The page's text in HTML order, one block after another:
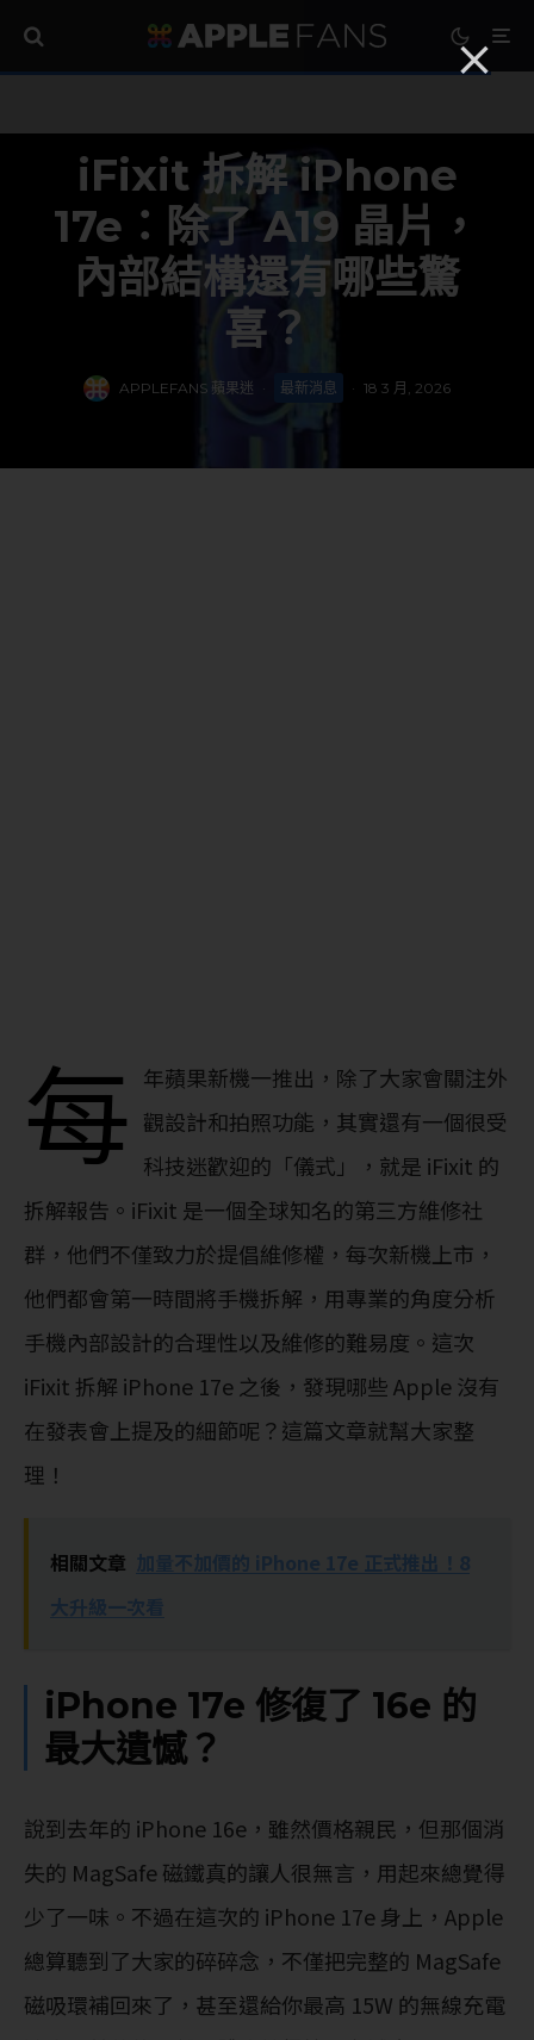
iFixit 拆解 iPhone
17e：除了 A19 晶片，
內部結構還有哪些驚
喜？
APPLEFANS 蘋果迷 · 最新消息 · 18 3 月, 2026
每 年蘋果新機一推出，除了大家會關注外
觀設計和拍照功能，其實還有一個很受
科技迷歡迎的「儀式」，就是 iFixit 的
拆解報告。iFixit 是一個全球知名的第三方維修社
群，他們不僅致力於提倡維修權，每次新機上市，
他們都會第一時間將手機拆解，用專業的角度分析
手機內部設計的合理性以及維修的難易度。這次
iFixit 拆解 iPhone 17e 之後，發現哪些 Apple 沒有
在發表會上提及的細節呢？這篇文章就幫大家整
理！
相關文章 加量不加價的 iPhone 17e 正式推出！8
大升級一次看
iPhone 17e 修復了 16e 的
最大遺憾？
說到去年的 iPhone 16e，雖然價格親民，但那個消
失的 MagSafe 磁鐵真的讓人很無言，用起來總覺得
少了一味。不過在這次的 iPhone 17e 身上，Apple
總算聽到了大家的碎碎念，不僅把完整的 MagSafe
磁吸環補回來了，甚至還給你最高 15W 的無線充電